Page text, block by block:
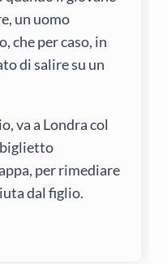
un uomo
che per caso, in
di salire su un
va a Londra col
per rimediare
dal figlio.